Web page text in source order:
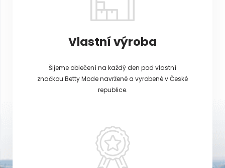
Vlastní výroba
Šijeme oblečení na každý den pod vlastní
značkou Betty Mode navržené a vyrobené v České
republice.